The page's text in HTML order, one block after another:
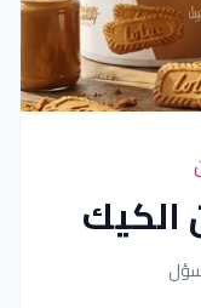
الكيك